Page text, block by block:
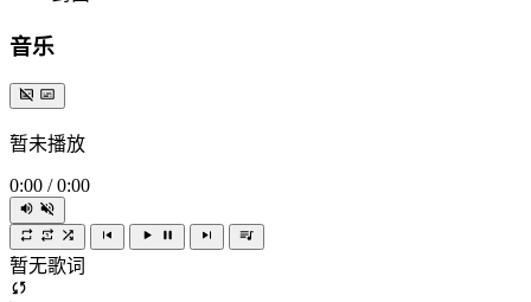
音乐
暂未播放
0:00 / 0:00
暂无歌词